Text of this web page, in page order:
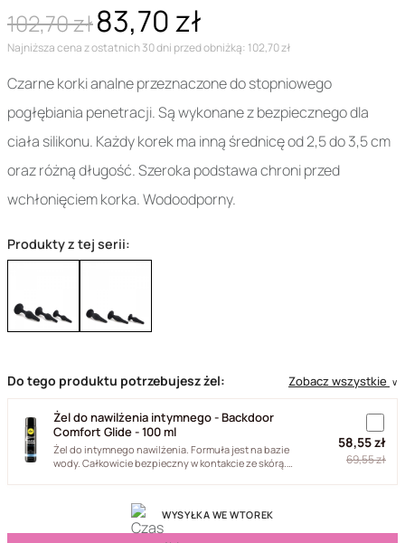
102,70 zł83,70 zł
Najniższa cena z ostatnich 30 dni przed obniżką: 102,70 zł
Czarne korki analne przeznaczone do stopniowego
pogłębiania penetracji. Są wykonane z bezpiecznego dla
ciała silikonu. Każdy korek ma inną średnicę od 2,5 do 3,5 cm
oraz różną długość. Szeroka podstawa chroni przed
wchłonięciem korka. Wodoodporny.
Produkty z tej serii:
Do tego produktu potrzebujesz żel: Zobacz wszystkie ∨
Żel do nawilżenia intymnego - Backdoor
Comfort Glide - 100 ml
Żel do intymnego nawilżenia. Formuła jest na bazie
wody. Całkowicie bezpieczny w kontakcie ze skórą.
58,55 zł
69,55 zł
WYSYŁKA WE WTOREK